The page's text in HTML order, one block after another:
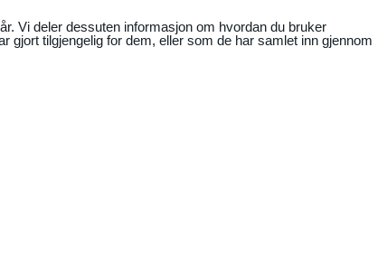
Vi deler dessuten informasjon om hvordan du bruker
gjort tilgjengelig for dem, eller som de har samlet inn gjennom